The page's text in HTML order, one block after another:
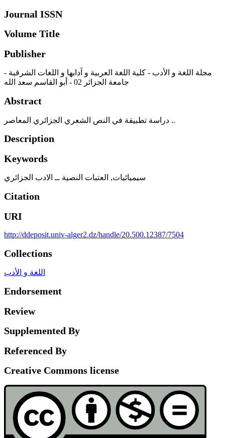
Journal ISSN
Volume Title
Publisher
مجلة اللغة و الأدب - كلية اللغة العربية و آدابها و اللغات الشرقية -
جامعة الجزائر 02 - أبو القاسم سعد الله
Abstract
دراسة تطبيقة في النص الشعري الجزائري المعاصر ..
Description
Keywords
سيميائيات, العتبات النصية ــ الادب الجزائري
Citation
URI
http://ddeposit.univ-alger2.dz/handle/20.500.12387/7504
Collections
اللغة و الأدب
Endorsement
Review
Supplemented By
Referenced By
Creative Commons license